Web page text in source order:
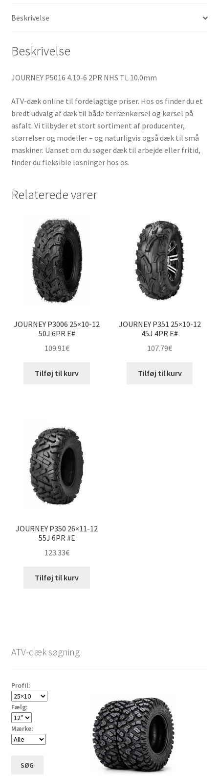
o
r
p
Beskrivelse
Beskrivelse
JOURNEY P5016 4.10-6 2PR NHS TL 10.0mm
ATV-dæk online til fordelagtige priser. Hos os finder du et
bredt udvalg af dæk til både terrænkørsel og kørsel på
asfalt. Vi tilbyder et stort sortiment af producenter,
størrelser og modeller – og naturligvis også dæk til små
maskiner. Uanset om du søger dæk til arbejde eller fritid,
finder du fleksible løsninger hos os.
Relaterede varer
JOURNEY P3006 25×10-12
50J 6PR E#
109.91€
Tilføj til kurv
JOURNEY P351 25×10-12
45J 4PR E#
107.79€
Tilføj til kurv
JOURNEY P350 26×11-12
55J 6PR #E
123.33€
Tilføj til kurv
ATV-dæk søgning
Profil:
Fælg:
Mærke:
SØG